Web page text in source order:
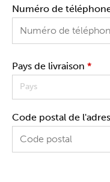
Numéro de
Pays de livraison *
Pays
Code postal de